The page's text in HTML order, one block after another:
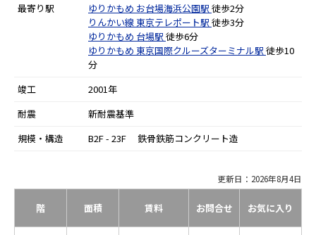
最寄り駅
ゆりかもめ お台場海浜公園駅 徒歩2分
りんかい線 東京テレポート駅 徒歩3分
ゆりかもめ 台場駅 徒歩6分
ゆりかもめ 東京国際クルーズターミナル駅 徒歩10
分
竣工
2001年
耐震
新耐震基準
規模・構造
B2F - 23F 鉄骨鉄筋コンクリート造
更新日：2026年8月4日
階 面積 賃料 お問合せ お気に入り